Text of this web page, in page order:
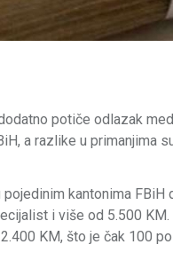
potiče odlazak
a razlike u primanjima
kantonima FBiH
i više od 5.500 KM.
KM, što je čak 100